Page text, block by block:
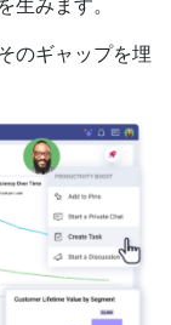
生みます。
のギャップを埋